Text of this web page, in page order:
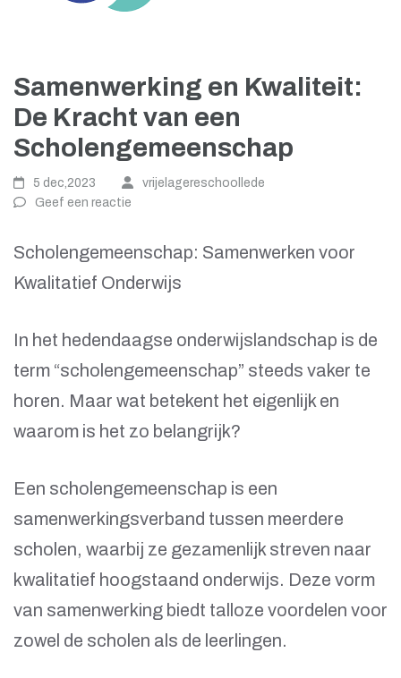
Samenwerking en Kwaliteit:
De Kracht van een
Scholengemeenschap
5 dec,2023
vrijelagereschoollede
Geef een reactie
Scholengemeenschap: Samenwerken voor
Kwalitatief Onderwijs
In het hedendaagse onderwijslandschap is de
term “scholengemeenschap” steeds vaker te
horen. Maar wat betekent het eigenlijk en
waarom is het zo belangrijk?
Een scholengemeenschap is een
samenwerkingsverband tussen meerdere
scholen, waarbij ze gezamenlijk streven naar
kwalitatief hoogstaand onderwijs. Deze vorm
van samenwerking biedt talloze voordelen voor
zowel de scholen als de leerlingen.